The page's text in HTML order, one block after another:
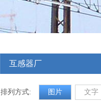
互感器厂
排列方式: 图片 文字